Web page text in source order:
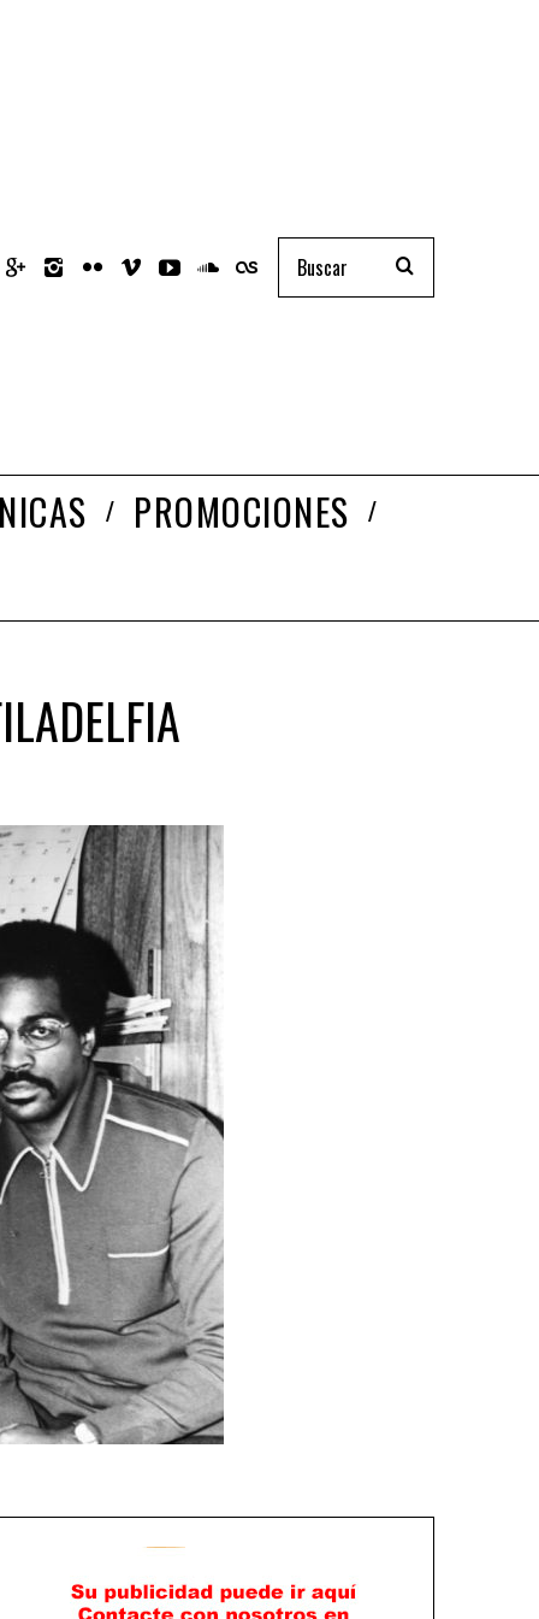
PROMOCIONES